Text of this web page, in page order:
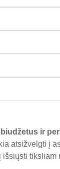
ir
atsižvelgti į
išsiųsti tiksliam